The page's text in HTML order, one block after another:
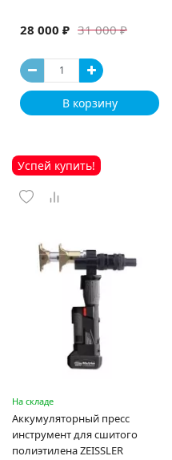
машина
31 000 ₽
28 000 ₽
В корзину
Успей купить!
На складе
Аккумуляторный пресс
инструмент для сшитого
полиэтилена ZEISSLER